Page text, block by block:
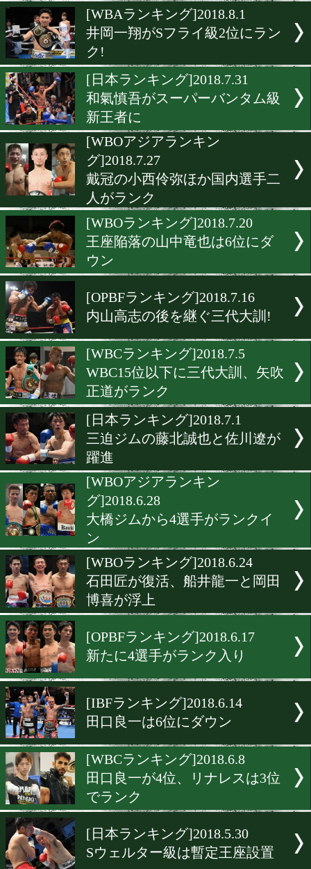
[IBFランキング]2018.8.11
ミニマム、Lフライ級が空
[WBCランキング]2018.8.8
前世界王者の山中竜也、京
人がランク入り
[WBAランキング]2018.8.1
井岡一翔がSフライ級2位に
ク!
[日本ランキング]2018.7.31
和氣慎吾がスーパーバンタ
[WBOアジアランキン
グ]2018.7.27
戴冠の小西伶弥ほか国内選
人がランク
[WBOランキング]2018.7.20
王座陥落の山中竜也は6位
ウン
[OPBFランキング]2018.7.16
内山高志の後を継ぐ三代大
[WBCランキング]2018.7.5
WBC15位以下に三代大訓
正道がランク
[日本ランキング]2018.7.1
[WBOアジアランキン
グ]2018.6.28
大橋ジムから4選手がラン
ン
石田匠が復活、船井龍一と
博喜が浮上